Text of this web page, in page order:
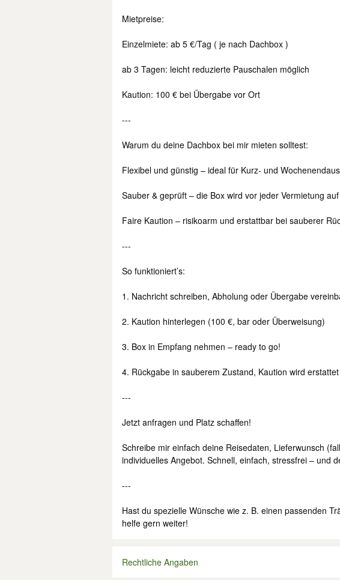
Mietpreise:
Einzelmiete: ab 5 €/Tag ( je nach Dachbox )
ab 3 Tagen: leicht reduzierte Pauschalen möglich
Kaution: 100 € bei Übergabe vor Ort
---
Warum du deine Dachbox bei mir mieten solltest:
Flexibel und günstig – ideal für Kurz- und
Sauber & geprüft – die Box wird vor jeder Vermietung
Faire Kaution – risikoarm und erstattbar bei sauberer
---
So funktioniert’s:
1. Nachricht schreiben, Abholung oder Übergabe
2. Kaution hinterlegen (100 €, bar oder Überweisung)
3. Box in Empfang nehmen – ready to go!
4. Rückgabe in sauberem Zustand, Kaution wird erstattet
---
Jetzt anfragen und Platz schaffen!
Schreibe mir einfach deine Reisedaten, Lieferwunsch
individuelles Angebot. Schnell, einfach, stressfrei – und
---
Hast du spezielle Wünsche wie z. B. einen passenden
helfe gern weiter!
Rechtliche Angaben